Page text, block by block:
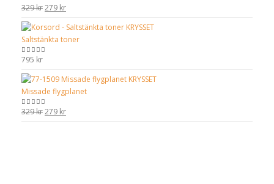
0out of 5
329kr Det
priset
var:
279 krDet
priset
är:
Saltstänkta toner
0out of 5
795 kr
Missade flygplanet
0out of 5
329kr Det
279 krDet